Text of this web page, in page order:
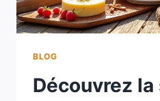
BLOG
Découvrez